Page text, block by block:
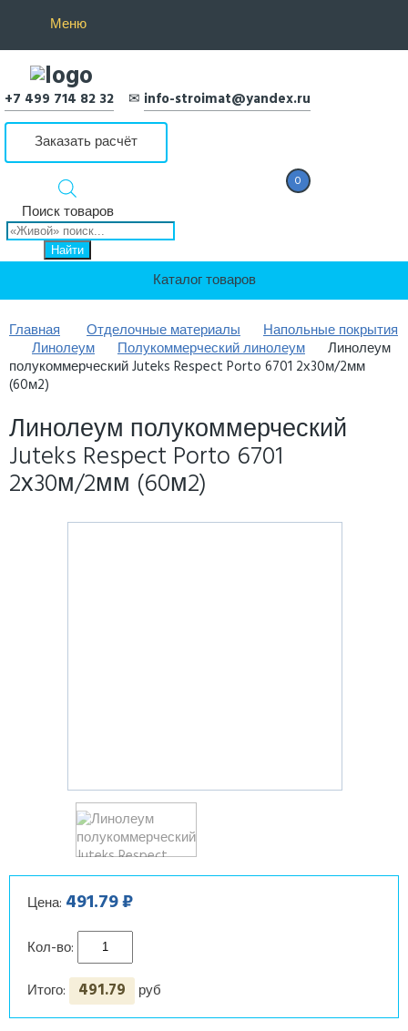
Меню
+7 499 714 82 32 ✉ info-stroimat@yandex.ru
Заказать расчёт
Поиск товаров
Найти
0
Каталог товаров
Главная Отделочные материалы
Напольные покрытия
Линолеум
Полукоммерческий линолеум
Линолеум
полукоммерческий Juteks Respect Porto 6701 2х30м/2мм
(60м2)
Линолеум полукоммерческий
Juteks Respect Porto 6701
2х30м/2мм (60м2)
Цена: 491.79 ₽
Кол-во:
Итого:
491.79 руб